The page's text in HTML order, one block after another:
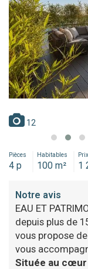
12
Pièces
4 p
Habitables
100 m² 1
Notre avis
EAU ET
depuis plus de
vous propose
vous
Située au cœur